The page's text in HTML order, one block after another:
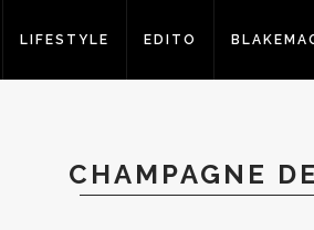
LIFESTYLE EDITO
CHAMPAGNE